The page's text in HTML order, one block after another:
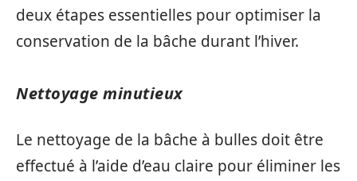
deux étapes essentielles pour optimiser la
conservation de la bâche durant l’hiver.
Nettoyage minutieux
Le nettoyage de la bâche à bulles doit être
effectué à l’aide d’eau claire pour éliminer les